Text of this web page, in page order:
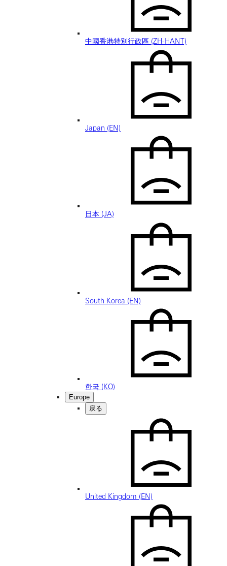
中國香港特別行政區 (ZH-HANT)
Japan (EN)
日本 (JA)
South Korea (EN)
한국 (KO)
Europe
戻る
United Kingdom (EN)